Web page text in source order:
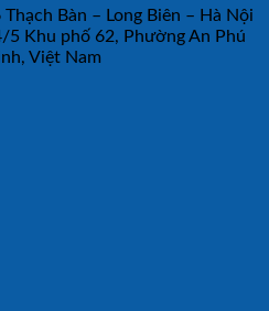
Bàn – Long Biên – Hà Nội
5 Khu phố 62, Phường An Phú
Việt Nam